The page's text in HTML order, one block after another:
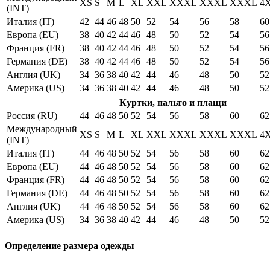
(INT)
XS S M L XL XXL XXXL XXXL XXXL
Италия (IT)
42 44 46 48 50 52 54 56 58
60
Европа (EU)
38 40 42 44 46 48 50 52 54
56
Франция (FR)
38 40 42 44 46 48 50 52 54
56
Германия (DE)
38 40 42 44 46 48 50 52 54
56
Англия (UK)
34 36 38 40 42 44 46 48 50
52
Америка (US)
34 36 38 40 42 44 46 48 50
52
Куртки, пальто и плащи
Россия (RU)
44 46 48 50 52 54 56 58 60
62
Международный
(INT)
XS S M L XL XXL XXXL XXXL XXXL
Италия (IT)
44 46 48 50 52 54 56 58 60
62
Европа (EU)
44 46 48 50 52 54 56 58 60
62
Франция (FR)
44 46 48 50 52 54 56 58 60
62
Германия (DE)
44 46 48 50 52 54 56 58 60
62
Англия (UK)
44 46 48 50 52 54 56 58 60
62
Америка (US)
34 36 38 40 42 44 46 48 50 52
Определение размера одежды